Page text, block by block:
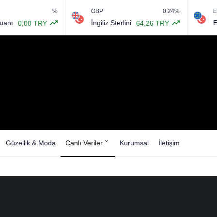
TRY
GBP
İngiliz Sterlini 64,26 TRY
EURO/
Euro
Güzellik & Moda Canlı Veriler Kurumsal İletişim